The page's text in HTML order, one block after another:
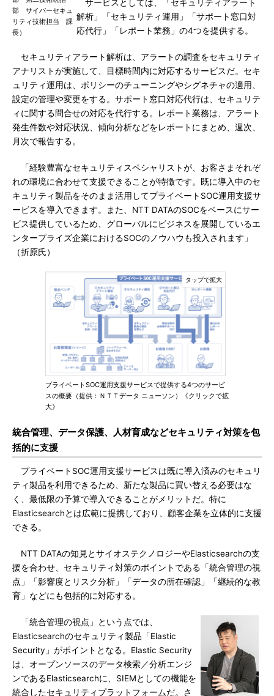
部 サイバーセキュ
リティ技術担当 課
長）
サービスとしては、「セキュリティアラート
解析」「セキュリティ運用」「サポート窓口対
応代行」「レポート業務」の4つを提供する。
セキュリティアラート解析は、アラートの調査をセキュリティ
アナリストが実施して、目標時間内に対応するサービスだ。セキ
ュリティ運用は、ポリシーのチューニングやシグネチャの適用、
設定の管理や変更をする。サポート窓口対応代行は、セキュリテ
ィに関する問合せの対応を代行する。レポート業務は、アラート
発生件数や対応状況、傾向分析などをレポートにまとめ、週次、
月次で報告する。
「経験豊富なセキュリティスペシャリストが、お客さまそれぞ
れの環境に合わせて支援できることが特徴です。既に導入中のセ
キュリティ製品をそのまま活用してプライベートSOC運用支援サ
ービスを導入できます。また、NTT DATAのSOCをベースにサー
ビス提供しているため、グローバルにビジネスを展開しているエ
ンタープライズ企業におけるSOCのノウハウも投入されます」
（折原氏）
プライベートSOC運用支援サービスで提供する4つのサービ
スの概要（提供：ＮＴＴデータ ニューソン）《クリックで拡
大》
統合管理、データ保護、人材育成などセキュリティ対策を包
括的に支援
プライベートSOC運用支援サービスは既に導入済みのセキュリ
ティ製品を利用できるため、新たな製品に買い替える必要はな
く、最低限の予算で導入できることがメリットだ。特に
Elasticsearchとは広範に提携しており、顧客企業を立体的に支援
できる。
NTT DATAの知見とサイオステクノロジーやElasticsearchの支
援を合わせ、セキュリティ対策のポイントである「統合管理の視
点」「影響度とリスク分析」「データの所在確認」「継続的な教
育」などにも包括的に対応する。
「統合管理の視点」という点では、
Elasticsearchのセキュリティ製品「Elastic
Security」がポイントとなる。Elastic Security
は、オープンソースのデータ検索／分析エンジ
ンであるElasticsearchに、SIEMとしての機能を
統合したセキュリティプラットフォームだ。さ